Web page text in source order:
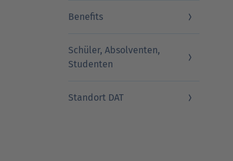
Benefits
Schüler, Absolventen,
Studenten
Standort DAT